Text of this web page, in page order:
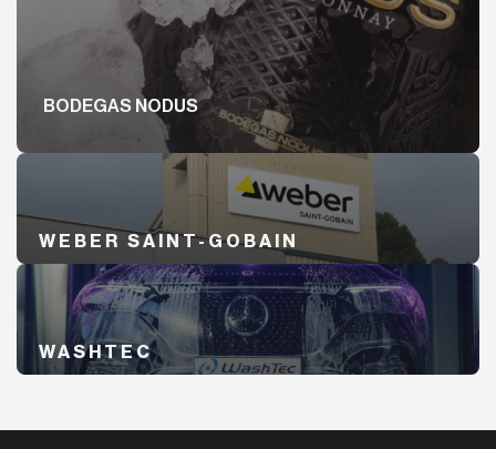
BODEGAS NODUS
WEBER SAINT-GOBAIN
WASHTEC